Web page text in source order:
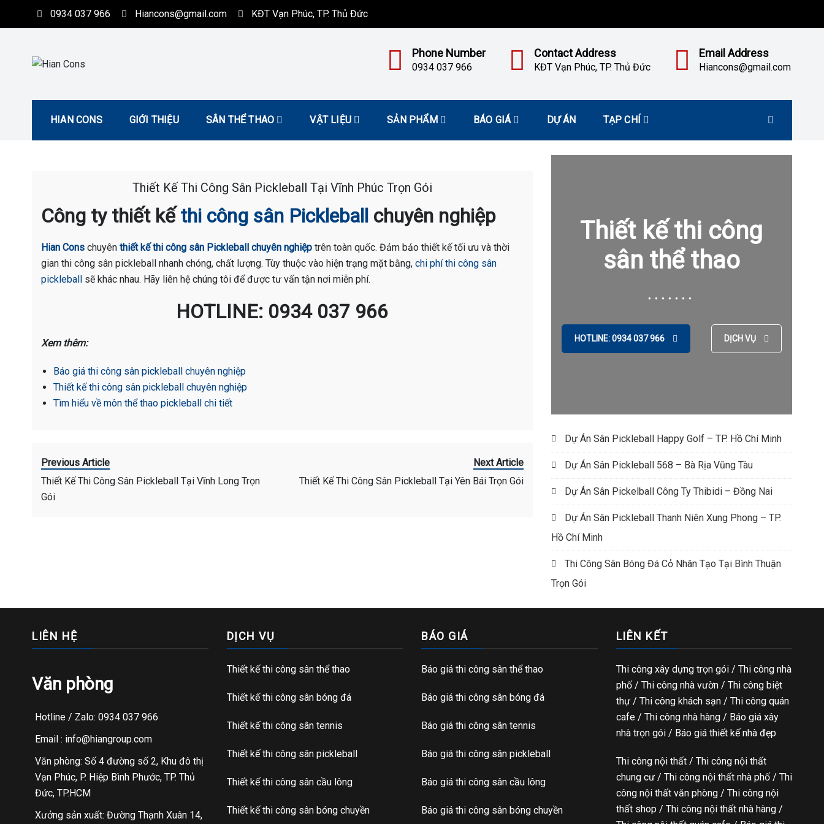
0934 037 966 Hiancons@gmail.com KĐT Vạn Phúc, TP. Thủ Đức
Phone Number
0934 037 966
Contact Address
KĐT Vạn Phúc, TP. Thủ Đức
Email Address
Hiancons@gmail.com
HIAN CONS GIỚI THIỆU SÂN THỂ THAO VẬT LIỆU SẢN PHẨM BÁO GIÁ DỰ ÁN TẠP CHÍ
Thiết Kế Thi Công Sân Pickleball Tại Vĩnh Phúc Trọn Gói
Công ty thiết kếthi công sân Pickleball chuyên nghiệp
Hian Cons chuyên thiết kế thi công sân Pickleball chuyên nghiệp trên toàn quốc. Đảm bảo thiết kế tối ưu và thời
gian thi công sân pickleball nhanh chóng, chất lượng. Tùy thuộc vào hiện trạng mặt bằng, chi phí thi công sân
pickleball sẽ khác nhau. Hãy liên hệ chúng tôi để được tư vấn tận nơi miễn phí.
HOTLINE: 0934 037 966
Xem thêm:
Báo giá thi công sân pickleball chuyên nghiệp
Thiết kế thi công sân pickleball chuyên nghiệp
Tìm hiểu về môn thể thao pickleball chi tiết
Previous Article
Thiết Kế Thi Công Sân Pickleball Tại Vĩnh Long Trọn
Gói
Next Article
Thiết Kế Thi Công Sân Pickleball Tại Yên Bái Trọn Gói
Thiết kế thi công
sân thể thao
HOTLINE: 0934 037 966 DỊCH VỤ
Dự Án Sân Pickleball Happy Golf – TP. Hồ Chí Minh
Dự Án Sân Pickleball 568 – Bà Rịa Vũng Tàu
Dự Án Sân Pickelball Công Ty Thibidi – Đồng Nai
Dự Án Sân Pickleball Thanh Niên Xung Phong – TP.
Hồ Chí Minh
Thi Công Sân Bóng Đá Cỏ Nhân Tạo Tại Bình Thuận
Trọn Gói
LIÊN HỆ
Văn phòng
Hotline / Zalo: 0934 037 966
Email : info@hiangroup.com
Văn phòng: Số 4 đường số 2, Khu đô thị
Vạn Phúc, P. Hiệp Bình Phước, TP. Thủ
Đức, TP.HCM
Xưởng sản xuất: Đường Thạnh Xuân 14,
DỊCH VỤ
Thiết kế thi công sân thể thao
Thiết kế thi công sân bóng đá
Thiết kế thi công sân tennis
Thiết kế thi công sân pickleball
Thiết kế thi công sân cầu lông
Thiết kế thi công sân bóng chuyền
BÁO GIÁ
Báo giá thi công sân thể thao
Báo giá thi công sân bóng đá
Báo giá thi công sân tennis
Báo giá thi công sân pickleball
Báo giá thi công sân cầu lông
Báo giá thi công sân bóng chuyền
LIÊN KẾT
Thi công xây dựng trọn gói/ Thi công nhà
phố / Thi công nhà vườn / Thi công biệt
thự / Thi công khách sạn / Thi công quán
cafe / Thi công nhà hàng / Báo giá xây
nhà trọn gói / Báo giá thiết kế nhà đẹp
Thi công nội thất / Thi công nội thất
chung cư / Thi công nội thất nhà phố / Thi
công nội thất văn phòng / Thi công nội
thất shop / Thi công nội thất nhà hàng /